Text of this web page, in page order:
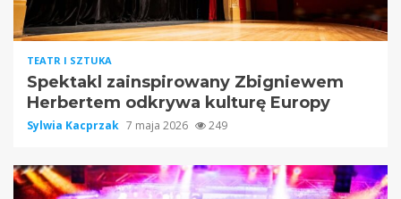
TEATR I SZTUKA
Spektakl zainspirowany Zbigniewem
Herbertem odkrywa kulturę Europy
Sylwia Kacprzak 7 maja 2026 249